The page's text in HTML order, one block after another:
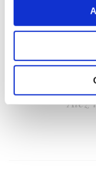
Ależ